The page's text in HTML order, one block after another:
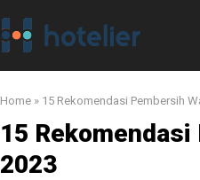
Home » 15 Rekomendasi Pembersih
15
2023